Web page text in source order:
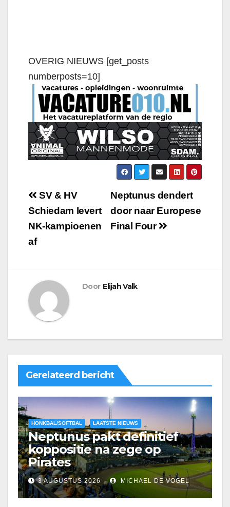
OVERIG NIEUWS [get_posts
numberposts=10]
Neptunus dendert
door naar Europese
Final Four
SV & HV
Schiedam levert
NK-kampioenen
af
Door Elijah Valk
Gerelateerd bericht
HONKBAL/SOFTBAL LAATSTE NIEUWS
Neptunus pakt definitief
koppositie na zege op
Pirates
3 AUGUSTUS 2026 MICHAEL DE VOGEL